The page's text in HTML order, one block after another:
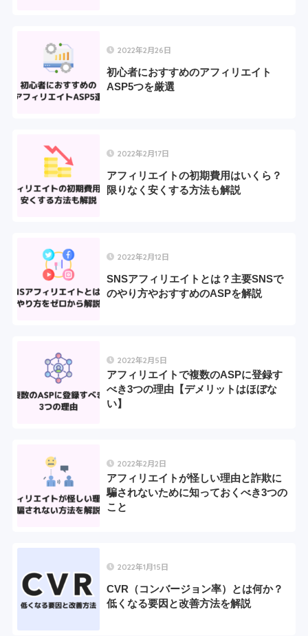
2022年2月26日
初心者におすすめのアフィリエイト
ASP5つを厳選
2022年2月17日
アフィリエイトの初期費用はいくら？
限りなく安くする方法も解説
2022年2月12日
SNSアフィリエイトとは？主要SNSで
のやり方やおすすめのASPを解説
2022年2月5日
アフィリエイトで複数のASPに登録す
べき3つの理由【デメリットはほぼな
い】
2022年2月2日
アフィリエイトが怪しい理由と詐欺に
騙されないために知っておくべき3つの
こと
2022年1月15日
CVR（コンバージョン率）とは何か？
低くなる要因と改善方法を解説